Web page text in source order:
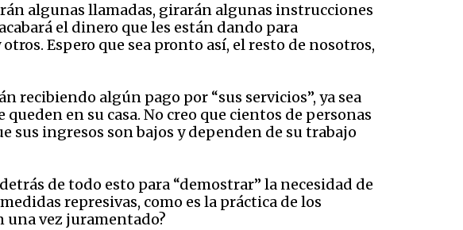
algunas llamadas, girarán algunas instrucciones
el dinero que les están dando para
Espero que sea pronto así, el resto de nosotros,
recibiendo algún pago por “sus servicios”, ya sea
en su casa. No creo que cientos de personas
sus ingresos son bajos y dependen de su trabajo
de todo esto para “demostrar” la necesidad de
represivas, como es la práctica de los
una vez juramentado?